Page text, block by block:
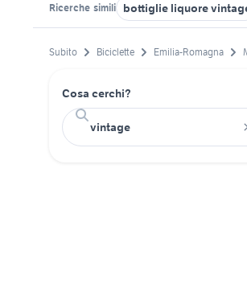
Ricerche simili bottiglie liquore
Subito Biciclette Emilia-Romagna
Cosa cerchi?